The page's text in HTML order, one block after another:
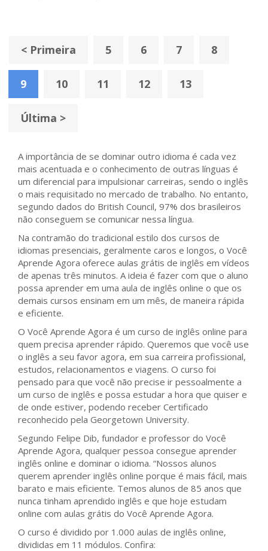
< Primeira 5 6 7 8
9 10 11 12 13
Última >
A importância de se dominar outro idioma é cada vez
mais acentuada e o conhecimento de outras línguas é
um diferencial para impulsionar carreiras, sendo o inglês
o mais requisitado no mercado de trabalho. No entanto,
segundo dados do British Council, 97% dos brasileiros
não conseguem se comunicar nessa língua.
Na contramão do tradicional estilo dos cursos de
idiomas presenciais, geralmente caros e longos, o Você
Aprende Agora oferece aulas grátis de inglês em vídeos
de apenas três minutos. A ideia é fazer com que o aluno
possa aprender em uma aula de inglês online o que os
demais cursos ensinam em um mês, de maneira rápida
e eficiente.
O Você Aprende Agora é um curso de inglês online para
quem precisa aprender rápido. Queremos que você use
o inglês a seu favor agora, em sua carreira profissional,
estudos, relacionamentos e viagens. O curso foi
pensado para que você não precise ir pessoalmente a
um curso de inglês e possa estudar a hora que quiser e
de onde estiver, podendo receber Certificado
reconhecido pela Georgetown University.
Segundo Felipe Dib, fundador e professor do Você
Aprende Agora, qualquer pessoa consegue aprender
inglês online e dominar o idioma. “Nossos alunos
querem aprender inglês online porque é mais fácil, mais
barato e mais eficiente. Temos alunos de 85 anos que
nunca tinham aprendido inglês e que hoje estudam
online com aulas grátis do Você Aprende Agora.
O curso é dividido por 1.000 aulas de inglês online,
divididas em 11 módulos. Confira: